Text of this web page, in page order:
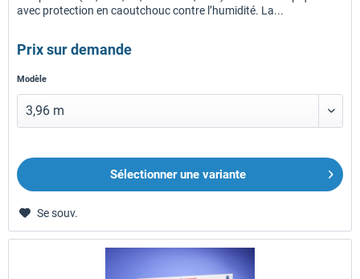
avec protection en caoutchouc contre l’humidité. La...
Prix sur demande
Modèle
Sélectionner une variante
Se souv.